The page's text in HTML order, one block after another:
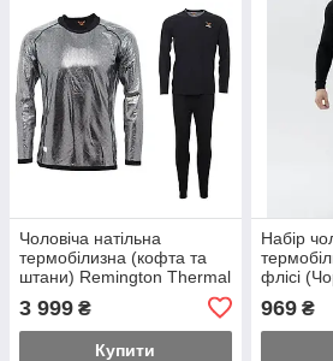
Чоловіча натільна
термобілизна (кофта та
штани) Remington Thermal
3 999 ₴
Купити
Набір
флісі
969₴